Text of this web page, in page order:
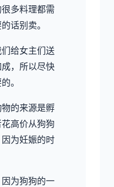
多料理都需
话别卖。
给女主们送
，所以尽快
。
的来源是孵
高价从狗狗
为妊娠的时
为狗狗的一